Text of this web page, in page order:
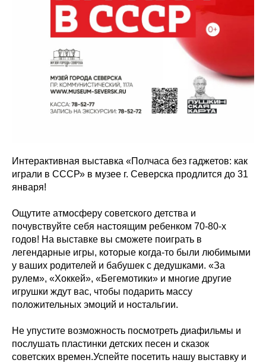
Интерактивная выставка «Полчаса без гаджетов: как
играли в СССР» в музее г. Северска продлится до 31
января!
Ощутите атмосферу советского детства и
почувствуйте себя настоящим ребенком 70-80-х
годов! На выставке вы сможете поиграть в
легендарные игры, которые когда-то были любимыми
у ваших родителей и бабушек с дедушками. «За
рулем», «Хоккей», «Бегемотики» и многие другие
игрушки ждут вас, чтобы подарить массу
положительных эмоций и ностальгии.
Не упустите возможность посмотреть диафильмы и
послушать пластинки детских песен и сказок
советских времен.Успейте посетить нашу выставку и